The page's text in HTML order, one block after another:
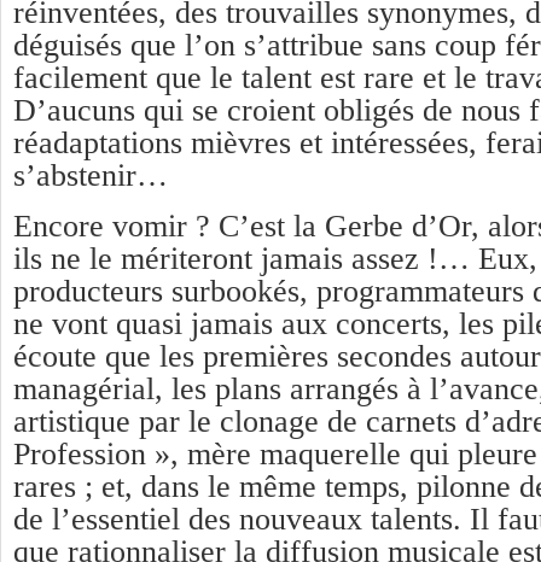
réinventées, des trouvailles synonymes,
déguisés que l’on s’attribue sans coup
facilement que le talent est rare et le
D’aucuns qui se croient obligés de nous
réadaptations mièvres et intéressées,
s’abstenir…
Encore vomir ? C’est la Gerbe d’Or,
ils ne le mériteront jamais assez !…
producteurs surbookés, programmateurs
ne vont quasi jamais aux concerts, les
écoute que les premières secondes
managérial, les plans arrangés à
artistique par le clonage de carnets
Profession », mère maquerelle qui
rares ; et, dans le même temps, pilonne
de l’essentiel des nouveaux talents. Il
que rationnaliser la diffusion musicale